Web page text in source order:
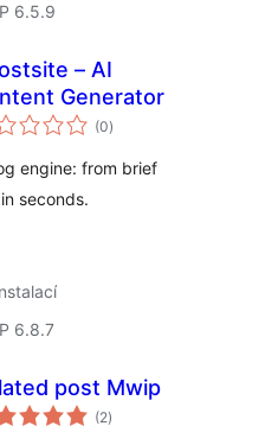
6.5.9
– AI
Generator
(0celkové
hodnocení
)
engine: from brief
seconds.
6.8.7
post Mwip
(2celkové
hodnocení
)